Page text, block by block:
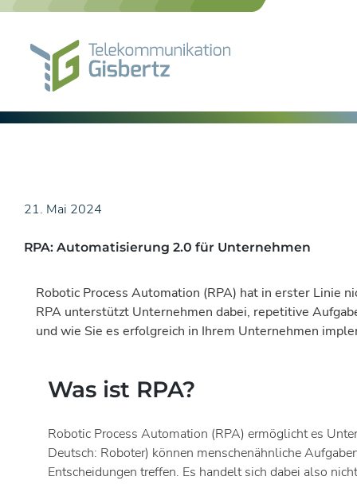
Skip
21. Mai 2024
RPA: Automatisierung 2.0 für Unternehmen
Robotic Process Automation (RPA) hat in erster Linie
RPA unterstützt Unternehmen dabei, repetitive
und wie Sie es erfolgreich in Ihrem Unternehmen
Was ist RPA?
Robotic Process Automation (RPA) ermöglicht es
Deutsch: Roboter) können menschenähnliche
Entscheidungen treffen. Es handelt sich dabei also